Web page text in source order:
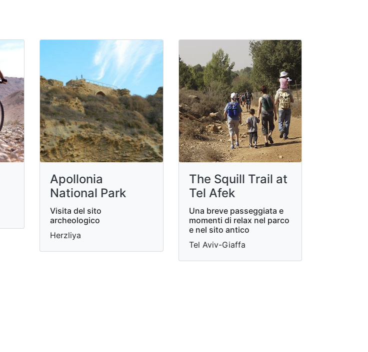
Apollonia
National Park
Visita del sito
archeologico
Herzliya
The Squill Trail at
Tel Afek
Una breve passeggiata e
momenti di relax nel parco
e nel sito antico
Tel Aviv-Giaffa